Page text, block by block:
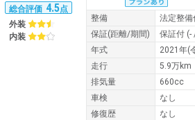
総合評価 4.5点
外装
内装
整備
法定整備
保証(距離/期間) 保証付 (-
年式
2021年(
走行
5.9万km
排気量
660cc
車検
なし
修復歴
なし